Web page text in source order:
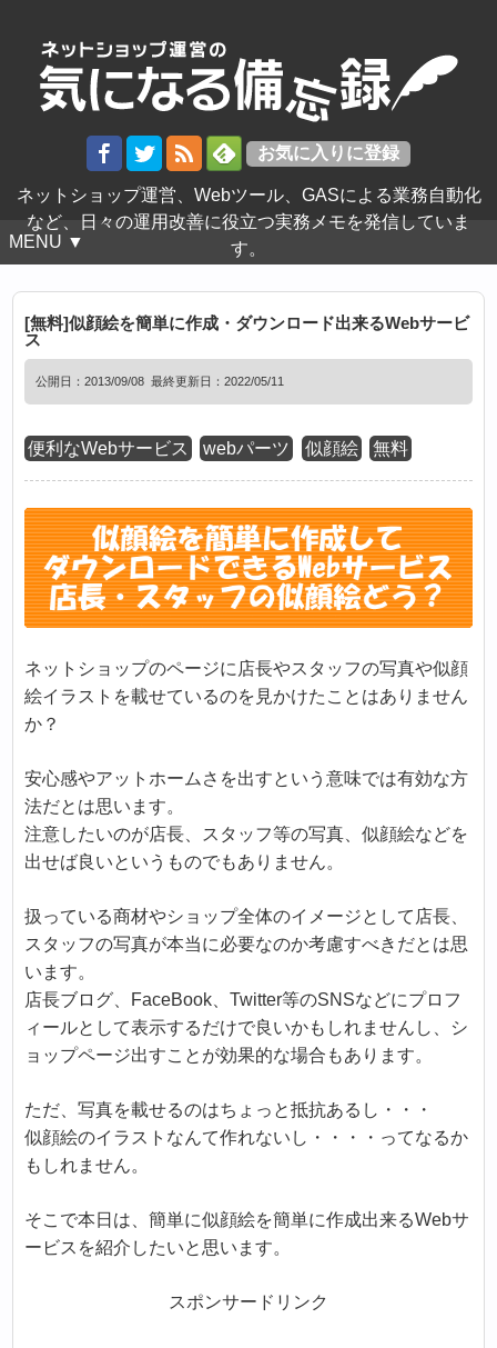
ネットショップ運営、Webツール、GASによる業務自動化
など、日々の運用改善に役立つ実務メモを発信していま
す。
MENU ▼
[無料]似顔絵を簡単に作成・ダウンロード出来るWebサービ
ス
公開日：2013/09/08 最終更新日：2022/05/11
便利なWebサービス webパーツ 似顔絵 無料
ネットショップのページに店長やスタッフの写真や似顔
絵イラストを載せているのを見かけたことはありません
か？
安心感やアットホームさを出すという意味では有効な方
法だとは思います。
注意したいのが店長、スタッフ等の写真、似顔絵などを
出せば良いというものでもありません。
扱っている商材やショップ全体のイメージとして店長、
スタッフの写真が本当に必要なのか考慮すべきだとは思
います。
店長ブログ、FaceBook、Twitter等のSNSなどにプロフ
ィールとして表示するだけで良いかもしれませんし、シ
ョップページ出すことが効果的な場合もあります。
ただ、写真を載せるのはちょっと抵抗あるし・・・
似顔絵のイラストなんて作れないし・・・・ってなるか
もしれません。
そこで本日は、簡単に似顔絵を簡単に作成出来るWebサ
ービスを紹介したいと思います。
スポンサードリンク